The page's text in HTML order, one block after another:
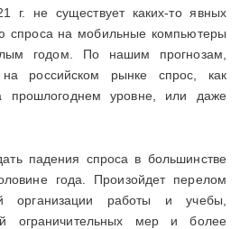
г. не существует каких-то явных
спроса на мобильные компьютеры
годом. По нашим прогнозам,
российском рынке спрос, как
прошлогоднем уровне, или даже
падения спроса в большинстве
года. Произойдет перелом
работы и учебы,
ограничительных мер и более